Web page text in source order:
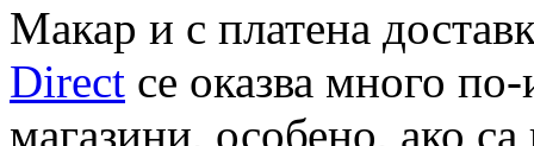
Макар и с платена
Direct се оказва много
магазини, особено, ако